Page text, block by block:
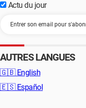
Actu du jour
AUTRES LANGUES
🇬🇧 English
🇪🇸 Español